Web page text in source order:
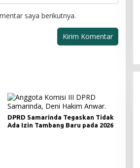
saya berikutnya.
DPRD Samarinda Tegaskan Tidak
Ada Izin Tambang Baru pada 2026